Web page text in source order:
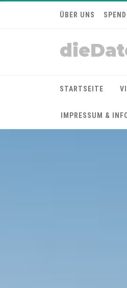
ÜBER UNS
STARTSEITE
IMPRESSUM &